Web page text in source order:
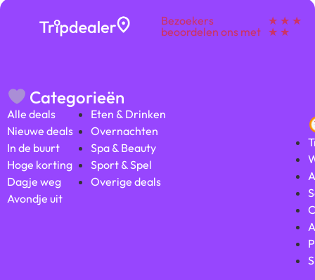
Bezoekers
beoordelen ons met
★ ★ ★
★ ★
Categorieën
Alle deals
Nieuwe deals
In de buurt
Hoge korting
Dagje weg
Avondje uit
Eten & Drinken
Overnachten
Spa & Beauty
Sport & Spel
Overige deals